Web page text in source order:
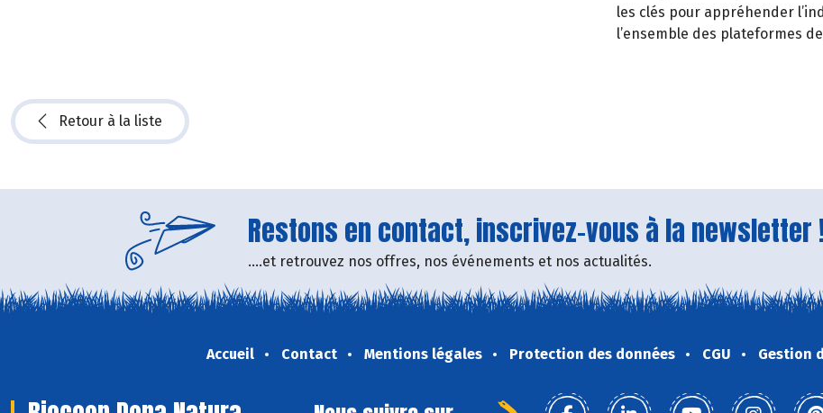
les clés pour appréhender
l’ensemble des plateformes
Retour à la liste
Restons en contact, inscrivez-vous à la newsletter
....et retrouvez nos offres, nos événements et nos actualités.
Accueil Contact Mentions légales Protection des données CGU Gestion